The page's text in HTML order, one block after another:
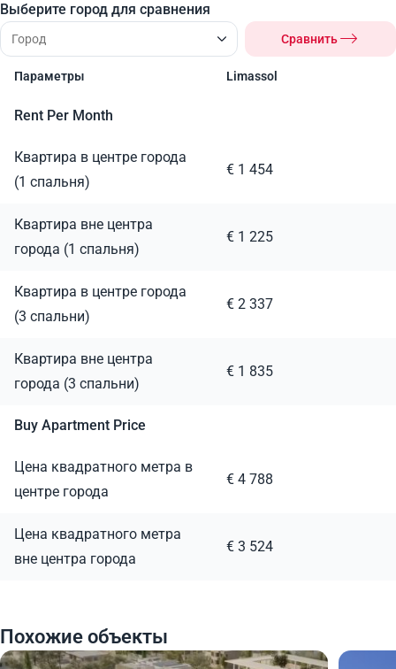
Выберите город для сравнения
Сравнить
Параметры Limassol
Rent Per Month
Квартира в центре города
(1 спальня)
€ 1 454
Квартира вне центра
города (1 спальня)
€ 1 225
Квартира в центре города
(3 спальни)
€ 2 337
Квартира вне центра
города (3 спальни)
€ 1 835
Buy Apartment Price
Цена квадратного метра в
центре города
€ 4 788
Цена квадратного метра
вне центра города
€ 3 524
Похожие объекты